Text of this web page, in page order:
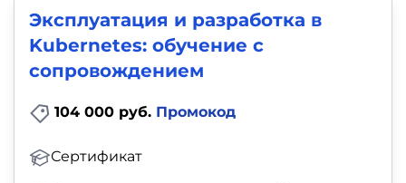
Эксплуатация и разработка в
Kubernetes: обучение с
сопровождением
104 000 руб. Промокод
Сертификат